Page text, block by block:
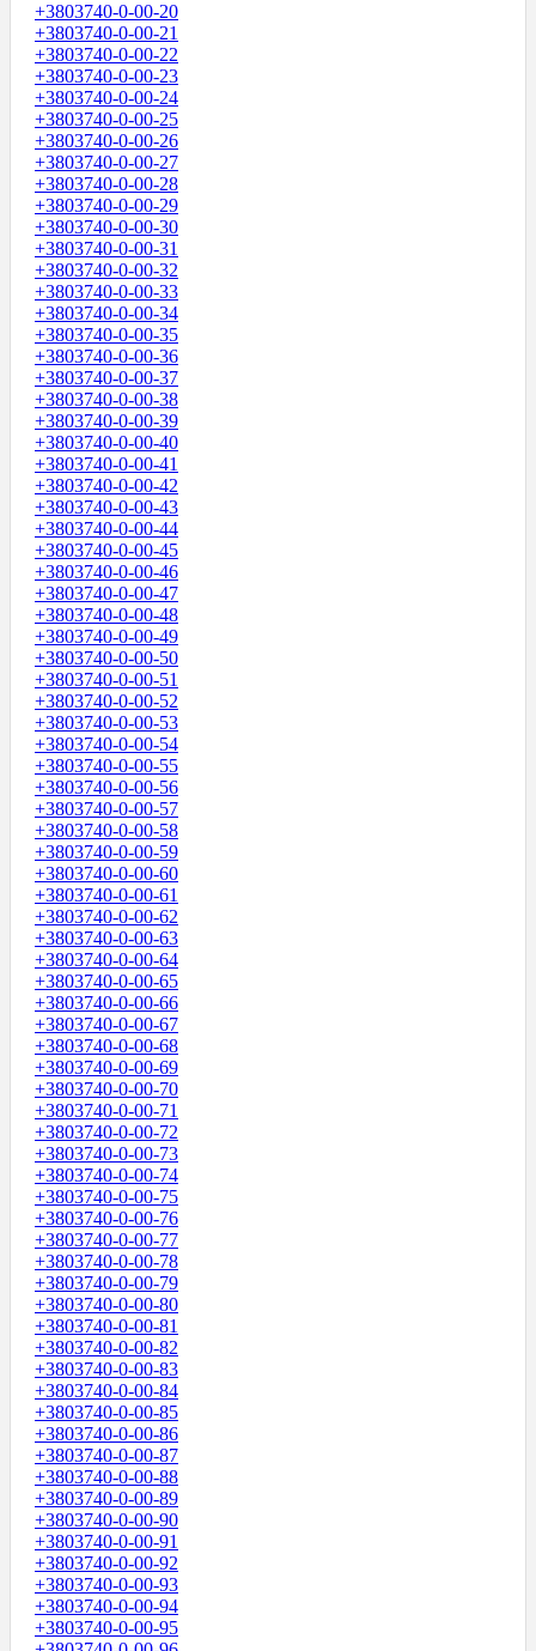
+3803740-0-00-20
+3803740-0-00-21
+3803740-0-00-22
+3803740-0-00-23
+3803740-0-00-24
+3803740-0-00-25
+3803740-0-00-26
+3803740-0-00-27
+3803740-0-00-28
+3803740-0-00-29
+3803740-0-00-30
+3803740-0-00-31
+3803740-0-00-32
+3803740-0-00-33
+3803740-0-00-34
+3803740-0-00-35
+3803740-0-00-36
+3803740-0-00-37
+3803740-0-00-38
+3803740-0-00-39
+3803740-0-00-40
+3803740-0-00-41
+3803740-0-00-42
+3803740-0-00-43
+3803740-0-00-44
+3803740-0-00-45
+3803740-0-00-46
+3803740-0-00-47
+3803740-0-00-48
+3803740-0-00-49
+3803740-0-00-50
+3803740-0-00-51
+3803740-0-00-52
+3803740-0-00-53
+3803740-0-00-54
+3803740-0-00-55
+3803740-0-00-56
+3803740-0-00-57
+3803740-0-00-58
+3803740-0-00-59
+3803740-0-00-60
+3803740-0-00-61
+3803740-0-00-62
+3803740-0-00-63
+3803740-0-00-64
+3803740-0-00-65
+3803740-0-00-66
+3803740-0-00-67
+3803740-0-00-68
+3803740-0-00-69
+3803740-0-00-70
+3803740-0-00-71
+3803740-0-00-72
+3803740-0-00-73
+3803740-0-00-74
+3803740-0-00-75
+3803740-0-00-76
+3803740-0-00-77
+3803740-0-00-78
+3803740-0-00-79
+3803740-0-00-80
+3803740-0-00-81
+3803740-0-00-82
+3803740-0-00-83
+3803740-0-00-84
+3803740-0-00-85
+3803740-0-00-86
+3803740-0-00-87
+3803740-0-00-88
+3803740-0-00-89
+3803740-0-00-90
+3803740-0-00-91
+3803740-0-00-92
+3803740-0-00-93
+3803740-0-00-94
+3803740-0-00-95